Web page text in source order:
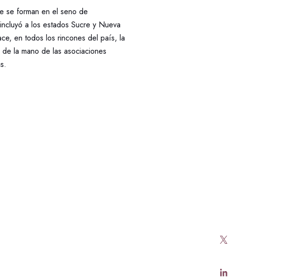
se forman en el seno de
a los estados Sucre y Nueva
en todos los rincones del país, la
la mano de las asociaciones